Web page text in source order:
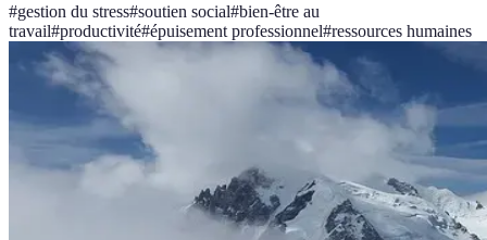
#gestion du stress#soutien social#bien-être au
travail#productivité#épuisement professionnel#ressources humaines